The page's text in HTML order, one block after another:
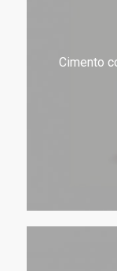
Cimento